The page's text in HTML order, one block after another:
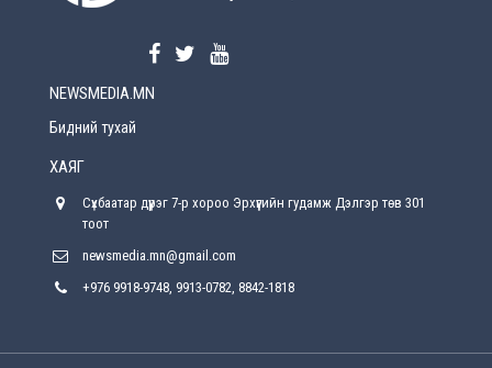
2026-08-5
хүрсэн өгөөжөөрөө ажлаа үнэлж, хэрэгжилтээ
Улсын онцгой комисс өвөлжилтийн бэлтгэл,
NEWSMEDIA.MN
Бидний тухай
ХАЯГ
Сүхбаатар дүүрэг 7-р хороо Эрхүүгийн гудамж Дэлгэр төв 301
тоот
newsmedia.mn@gmail.com
+976 9918-9748, 9913-0782, 8842-1818